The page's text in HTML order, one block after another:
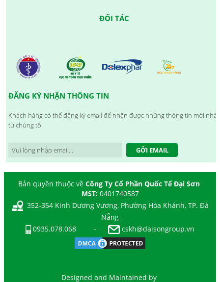
ĐỐI TÁC
ĐĂNG KÝ NHẬN THÔNG TIN
Khách hàng có thể đăng ký email để nhận được những thông tin mới nhất
từ chúng tôi
GỞI EMAIL
Bản quyền thuộc về Công Ty Cổ Phần Quốc Tế Đại Sơn
MST: 0401740587
352-354 Kinh Dương Vương, Phường Hòa Khánh, TP. Đà
Nẵng
0935.078.068
- cskh@daisongroup.vn
Designed and Maintained by